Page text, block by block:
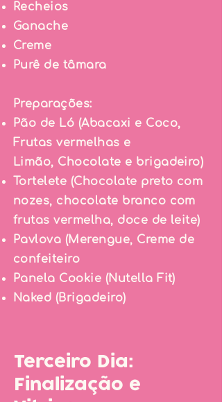
Recheios
Ganache
Creme
Purê de tâmara
Preparações:
Pão de Ló (Abacaxi e Coco,
Frutas vermelhas e
Limão, Chocolate e brigadeiro)
Tortelete (Chocolate preto com
nozes, chocolate branco com
frutas vermelha, doce de leite)
Pavlova (Merengue, Creme de
confeiteiro
Panela Cookie (Nutella Fit)
Naked (Brigadeiro)
Terceiro Dia:
Finalização e